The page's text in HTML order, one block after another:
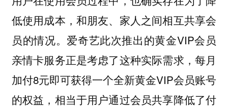
低使用成本，和朋友、家人之间相互共享会
员的情况。爱奇艺此次推出的黄金VIP会员
亲情卡服务正是考虑了这种实际需求，每月
加付8元即可获得一个全新黄金VIP会员账号
的权益，相当于用户通过会员共享降低了付